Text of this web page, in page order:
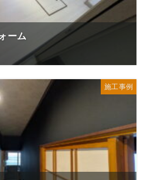
ーム
施工事例